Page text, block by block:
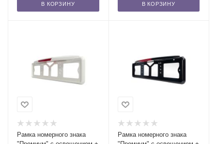
В КОРЗИНУ В КОРЗИНУ
Рамка номерного знака
Рамка номерного знака